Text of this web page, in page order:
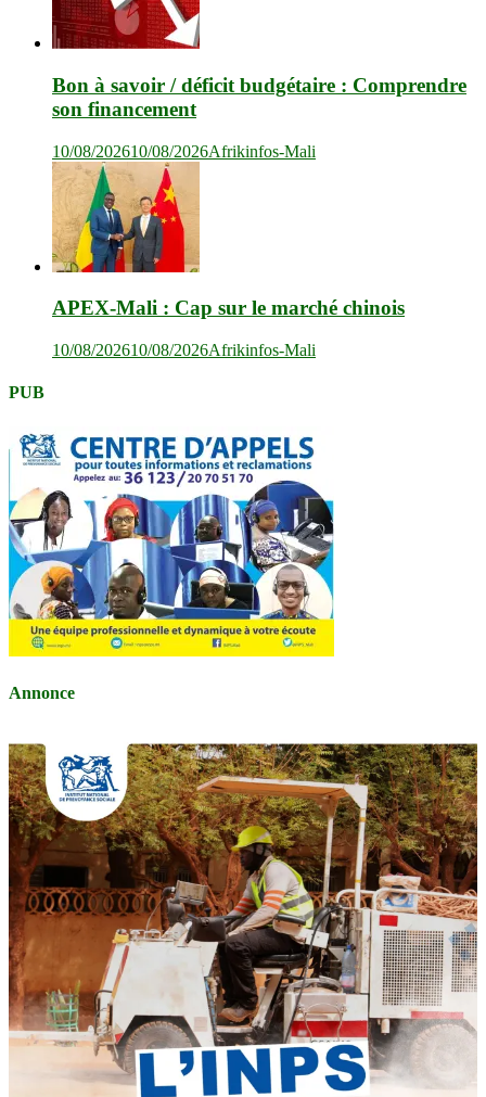
Bon à savoir / déficit budgétaire : Comprendre
son financement
10/08/202610/08/2026Afrikinfos-Mali
APEX-Mali : Cap sur le marché chinois
10/08/202610/08/2026Afrikinfos-Mali
PUB
Annonce